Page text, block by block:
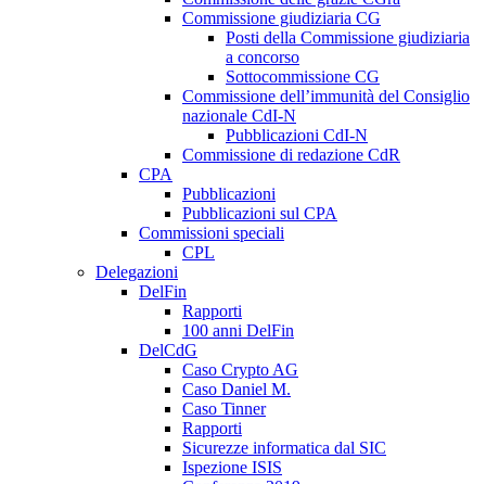
Commissione giudiziaria CG
Posti della Commissione giudiziaria
a concorso
Sottocommissione CG
Commissione dell’immunità del Consiglio
nazionale CdI-N
Pubblicazioni CdI-N
Commissione di redazione CdR
CPA
Pubblicazioni
Pubblicazioni sul CPA
Commissioni speciali
CPL
Delegazioni
DelFin
Rapporti
100 anni DelFin
DelCdG
Caso Crypto AG
Caso Daniel M.
Caso Tinner
Rapporti
Sicurezze informatica dal SIC
Ispezione ISIS